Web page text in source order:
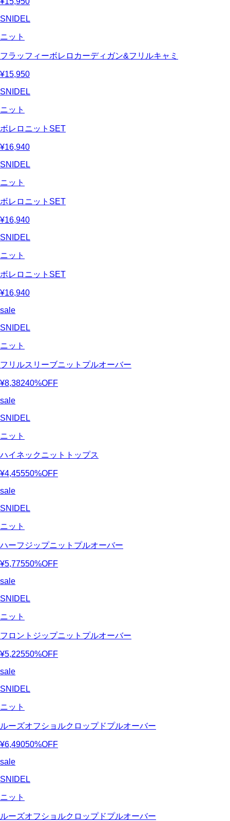
SNIDEL
ニット
フラッフィーボレロカーディガン&フリルキャミ
¥15,950
SNIDEL
ニット
ボレロニットSET
¥16,940
SNIDEL
ニット
ボレロニットSET
¥16,940
SNIDEL
ニット
ボレロニットSET
¥16,940
sale
SNIDEL
ニット
フリルスリーブニットプルオーバー
¥8,38240%OFF
sale
SNIDEL
ニット
ハイネックニットトップス
¥4,45550%OFF
sale
SNIDEL
ニット
ハーフジップニットプルオーバー
¥5,77550%OFF
sale
SNIDEL
ニット
フロントジップニットプルオーバー
¥5,22550%OFF
sale
SNIDEL
ニット
ルーズオフショルクロップドプルオーバー
¥6,49050%OFF
sale
SNIDEL
ニット
ルーズオフショルクロップドプルオーバー